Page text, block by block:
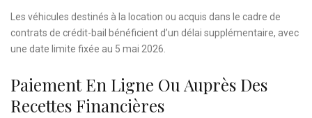
Les véhicules destinés à la location ou acquis dans le cadre de
contrats de crédit-bail bénéficient d’un délai supplémentaire, avec
une date limite fixée au 5 mai 2026.
Paiement En Ligne Ou Auprès Des
Recettes Financières